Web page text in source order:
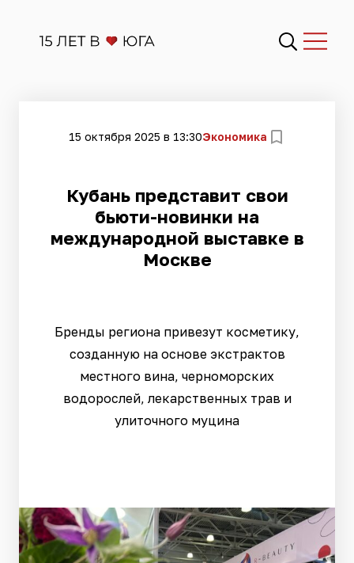
15 октября 2025 в 13:30Экономика
Кубань представит свои
бьюти-новинки на
международной выставке в
Москве
Бренды региона привезут косметику,
созданную на основе экстрактов
местного вина, черноморских
водорослей, лекарственных трав и
улиточного муцина